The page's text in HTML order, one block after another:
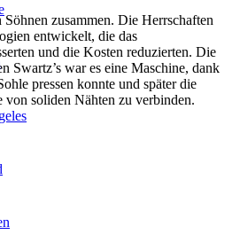
zusammen. Die Herrschaften
entwickelt, die das
und die Kosten reduzierten. Die
Swartz’s war es eine Maschine, dank
pressen konnte und später die
soliden Nähten zu verbinden.